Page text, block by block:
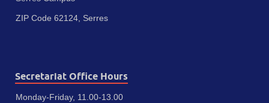
ZIP Code 62124, Serres
Secretariat Office Hours
Monday-Friday, 11.00-13.00